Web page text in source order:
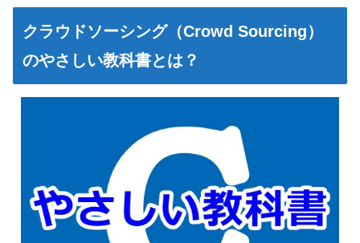
クラウドソーシング（Crowd Sourcing）
のやさしい教科書とは？